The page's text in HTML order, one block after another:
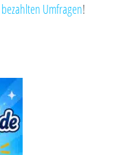
bezahlten Umfragen!